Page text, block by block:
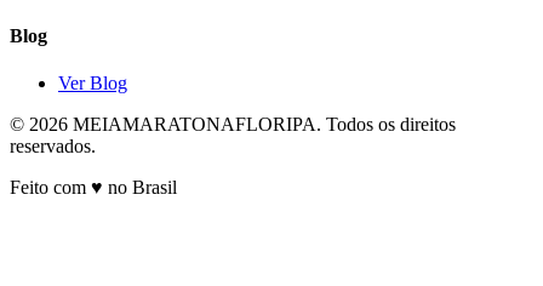
Blog
Ver Blog
© 2026 MEIAMARATONAFLORIPA. Todos os direitos
reservados.
Feito com ♥ no Brasil